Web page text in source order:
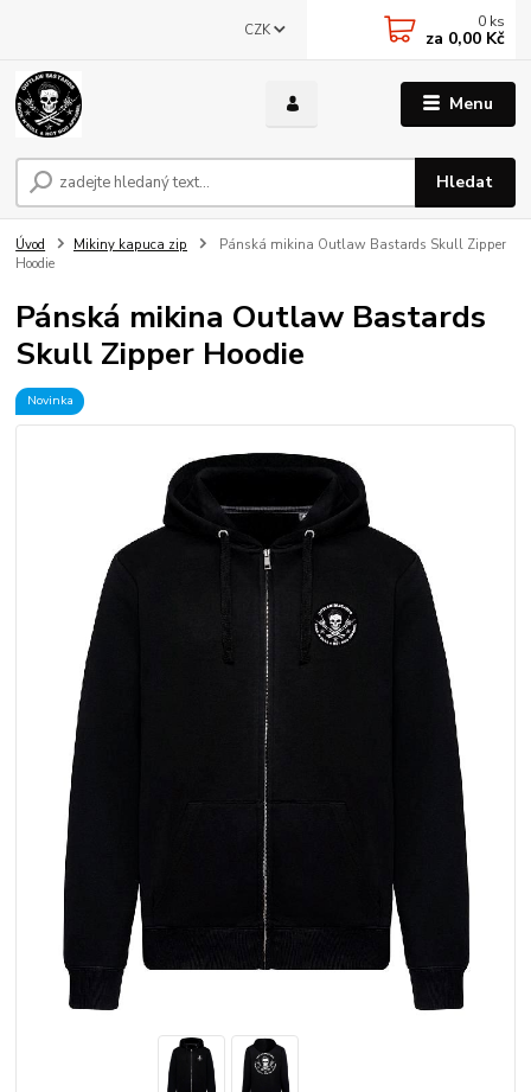
Menu
CZK
Hledat
0 ks
za 0,00 Kč
Úvod Mikiny kapuca zip
Pánská mikina Outlaw Bastards Skull Zipper
Hoodie
Pánská mikina Outlaw Bastards
Skull Zipper Hoodie
Novinka